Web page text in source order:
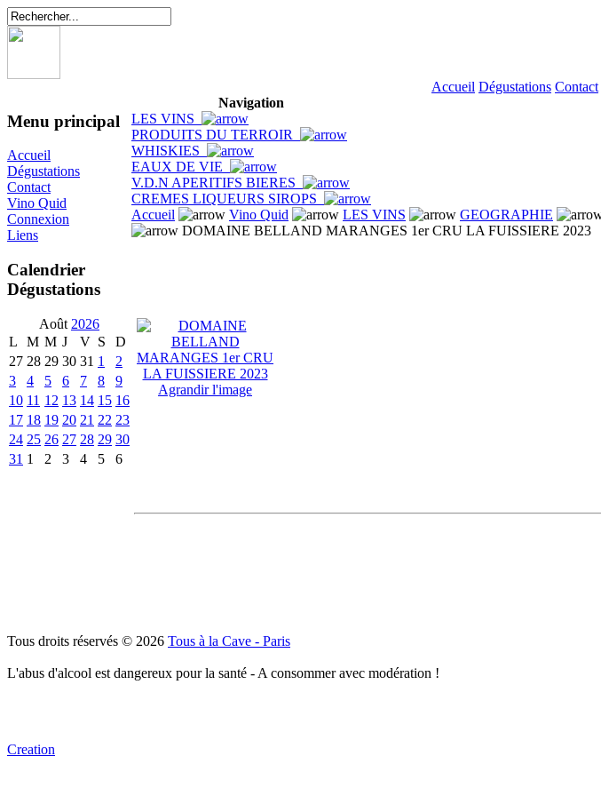
Accueil Dégustations Contact
Menu principal
Accueil
Dégustations
Contact
Vino Quid
Connexion
Liens
Calendrier
Dégustations
Août 2026
L
M M J V S
D
27 28 29 30 31 1
2
3
4 5 6 7 8
9
10 11 12 13 14 15 16
17 18 19 20 21 22 23
24 25 26 27 28 29 30
31 1 2 3 4 5 6
Navigation
LES VINS
PRODUITS DU TERROIR
WHISKIES
EAUX DE VIE
V.D.N APERITIFS BIERES
CREMES LIQUEURS SIROPS
Accueil
Vino Quid LES VINS GEOGRAPHIE
DOMAINE BELLAND MARANGES 1er CRU LA FUISSIERE 2023
Agrandir l'image
Tous droits réservés © 2026 Tous à la Cave - Paris
L'abus d'alcool est dangereux pour la santé - A consommer avec modération !
Creation